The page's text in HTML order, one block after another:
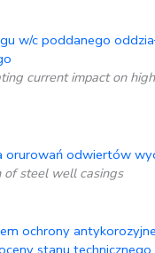
w/c poddanego
current impact on
orurowań odwiertów
of steel well casings
ochrony
stanu technicznego